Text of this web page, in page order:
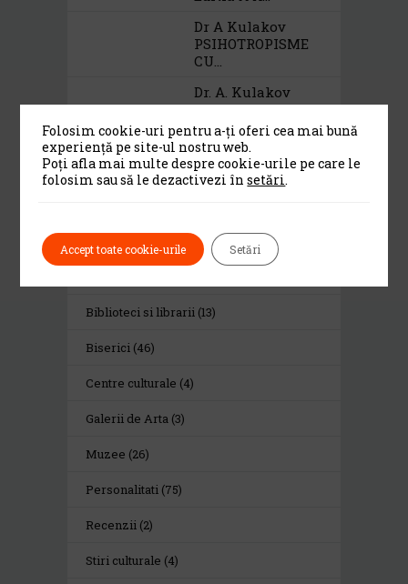
Dr A Kulakov
PSIHOTROPISME
CU...
Dr. A. Kulakov
PSIHOTROPISME...
Cea De-A 91-A Gală
A Premiilor...
Biblioteci si librarii (13)
Biserici (46)
Centre culturale (4)
Galerii de Arta (3)
Muzee (26)
Personalitati (75)
Recenzii (2)
Stiri culturale (4)
Folosim cookie-uri pentru a-ți oferi cea mai bună
experiență pe site-ul nostru web.
Poți afla mai multe despre cookie-urile pe care le
folosim sau să le dezactivezi însetări.
Accept toate cookie-urile Setări